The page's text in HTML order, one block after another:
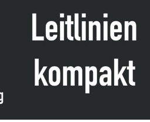
Kindesalter
(Verbrennung,
Verbrühung)“
DGKCH
(Update